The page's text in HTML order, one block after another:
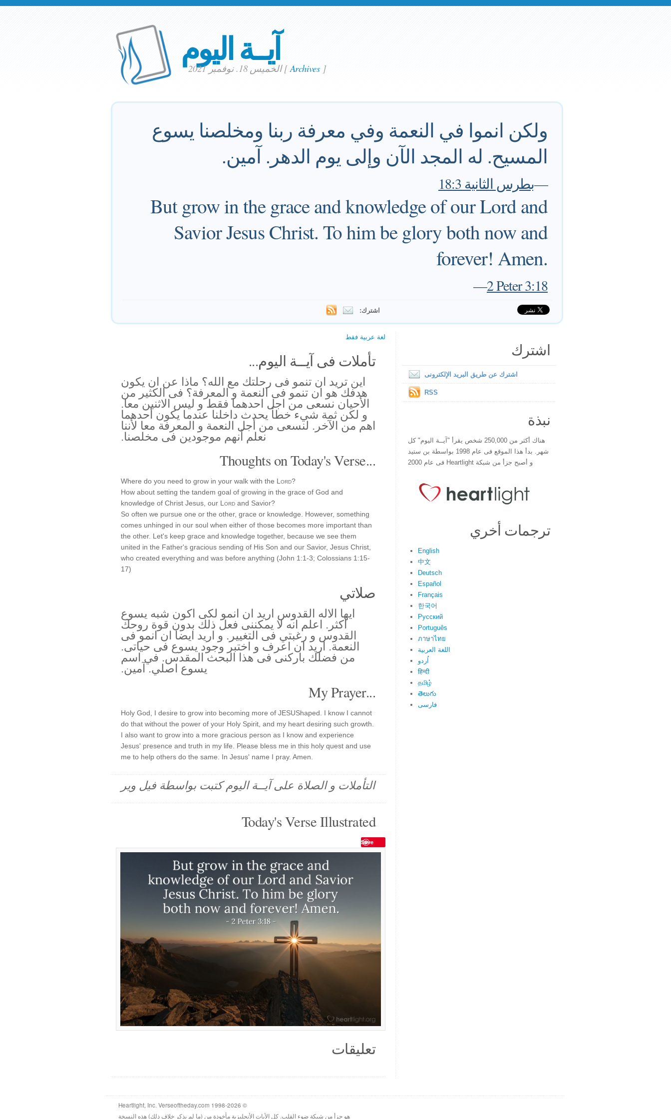
آيــة اليومالخميس 18. نوفمبر 2021[Archives]
ولكن انموا في النعمة وفي معرفة ربنا ومخلصنا يسوع
المسيح. له المجد الآن وإلى يوم الدهر. آمين.
—بطرس الثانية 18:3
But grow in the grace and knowledge of our Lord and
Savior Jesus Christ. To him be glory both now and
forever! Amen.
—2 Peter 3:18
اشترك:
لغة عربية فقط
تأملات فى آيــة اليوم...
اين تريد ان تنمو فى رحلتك مع الله؟ ماذا عن ان يكون
هدفك هو ان تنمو فى النعمة و المعرفة؟ فى الكثير من
الأحيان نسعى من اجل احدهما فقط و ليس الاثنين معا.
و لكن ثمة شيء خطأ يحدث داخلنا عندما يكون أحدهما
اهم من الآخر. لنسعى من أجل النعمة و المعرفة معا لأننا
نعلم أنهم موجودين فى مخلصنا.
Thoughts on Today's Verse...
Where do you need to grow in your walk with the Lord?
How about setting the tandem goal of growing in the grace of God and
knowledge of Christ Jesus, our Lord and Savior?
So often we pursue one or the other, grace or knowledge. However, something
comes unhinged in our soul when either of those becomes more important than
the other. Let's keep grace and knowledge together, because we see them
united in the Father's gracious sending of His Son and our Savior, Jesus Christ,
who created everything and was before anything (John 1:1-3; Colossians 1:15-
17)
صلاتي
ايها الاله القدوس اريد ان انمو لكى اكون شبه يسوع
اكثر. اعلم انه لا يمكننى فعل ذلك بدون قوة روحك
القدوس و رغبتي فى التغيير. و اريد ايضا ان انمو فى
النعمة. اريد ان اعرف و اختبر وجود يسوع فى حياتى.
من فضلك باركنى فى هذا البحث المقدس. في اسم
يسوع اصلي. آمين.
My Prayer...
Holy God, I desire to grow into becoming more of JESUShaped. I know I cannot
do that without the power of your Holy Spirit, and my heart desiring such growth.
I also want to grow into a more gracious person as I know and experience
Jesus' presence and truth in my life. Please bless me in this holy quest and use
me to help others do the same. In Jesus' name I pray. Amen.
التأملات و الصلاة على آيــة اليوم كتبت بواسطة فيل وير
Today's Verse Illustrated
Save
تعليقات
اشترك
اشترك عن طريق البريد الإلكترونى
RSS
نبذة
هناك أكثر من 250,000 شخص يقرأ "آيــة اليوم" كل
شهر. بدأ هذا الموقع فى عام 1998 بواسطة بن ستيد
و أصبح جزأ من شبكة Heartlight فى عام 2000
ترجمات أخري
English
中文
Deutsch
Español
Français
한국어
Русский
Português
ภาษาไทย
اللغة العربية
اُردو
हिन्दी
தமிழ்
తెలుగు
فارسی
© 1998-2026 Heartlight, Inc. Verseoftheday.com
هو جزأ من شبكة ضوء القلب. كل الأيات الأنجليزية مأخوذة من (ما لم يذكر خلاف ذلك) هذه النسخة